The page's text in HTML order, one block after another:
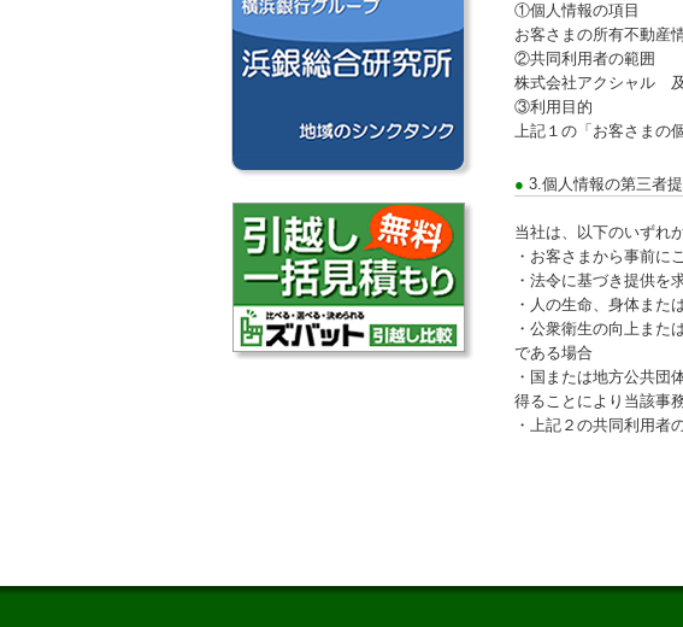
①個人情報の項目
お客さまの所有不動産
②共同利用者の範囲
株式会社アクシャル
③利用目的
上記１の「お客さまの
3.個人情報の第三者
当社は、以下のいずれ
・お客さまから事前に
・法令に基づき提供を
・人の生命、身体また
・公衆衛生の向上また
である場合
・国または地方公共団
得ることにより当該事
・上記２の共同利用者